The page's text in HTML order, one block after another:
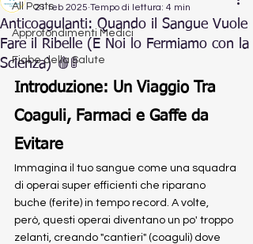
All Posts
Approfondimenti Medici
Fiabe della Salute
Anticoagulanti: Quando il Sangue Vuole
Fare il Ribelle (E Noi lo Fermiamo con la
Scienza) 🩸🚦
21 feb 2025 Tempo di lettura: 4 min
Introduzione: Un Viaggio Tra
Coaguli, Farmaci e Gaffe da
Evitare
Immagina il tuo sangue come una squadra
di operai super efficienti che riparano
buche (ferite) in tempo record. A volte,
però, questi operai diventano un po' troppo
zelanti, creando "cantieri" (coaguli) dove